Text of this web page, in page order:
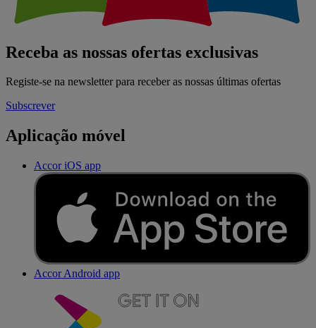
Receba as nossas ofertas exclusivas
Registe-se na newsletter para receber as nossas últimas ofertas
Subscrever
Aplicação móvel
Accor iOS app
Accor Android app